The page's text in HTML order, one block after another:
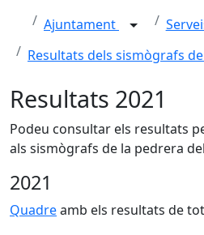
Ajuntament
Resultats dels sismògrafs
Resultats 2021
Podeu consultar els resultats
als sismògrafs de la pedrera
2021
Quadreamb els resultats de